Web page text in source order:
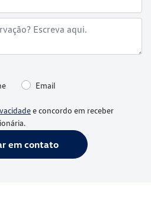
Email
e concordo em receber
em contato